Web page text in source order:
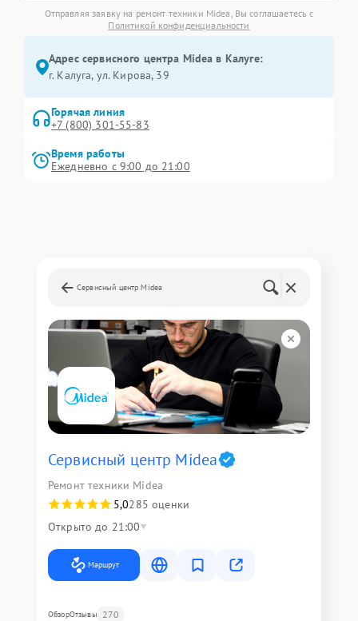
Отправляя заявку на ремонт техники Midea, Вы соглашаетесь с
Политикой конфиденциальности
Адрес сервисного центра Midea в Калуге:
г. Калуга, ул. Кирова, 39
Горячая линия
+7 (800) 301-55-83
Время работы
Ежедневно с 9:00 до 21:00
Сервисный центр Midea
Сервисный центр Midea
Ремонт техники Midea
5,0285 оценки
Открыто до 21:00
Маршрут
ОбзорОтзывы 270